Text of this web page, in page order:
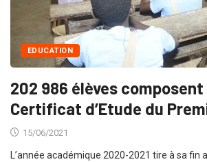
EDUCATION
202 986 élèves
Certificat d’Etude du
15/06/2021
L’année académique 2020-2021 tire à sa fin